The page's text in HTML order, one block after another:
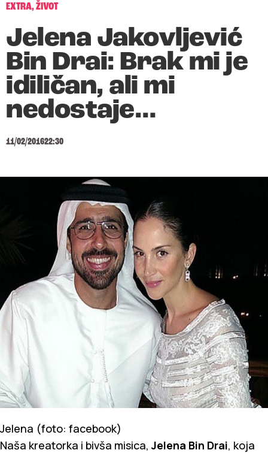
EXTRA,ŽIVOT
Jelena Jakovljević
Bin Drai: Brak mi je
idiličan, ali mi
nedostaje…
11/02/201622:30
Jelena (foto: facebook)
Naša kreatorka i bivša misica,Jelena Bin Drai, koja